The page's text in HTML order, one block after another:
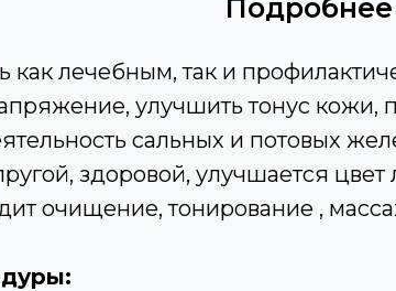
как лечебным, так и
улучшить тонус кожи,
сальных и потовых
здоровой, улучшается цвет
очищение, тонирование ,